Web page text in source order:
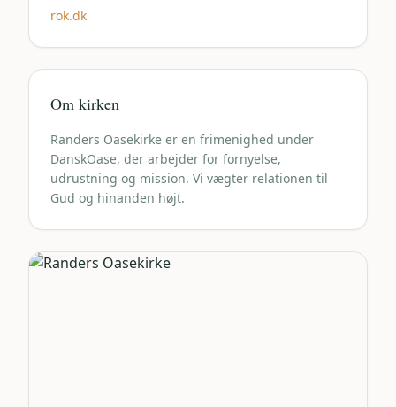
rok.dk
Om kirken
Randers Oasekirke er en frimenighed under
DanskOase, der arbejder for fornyelse,
udrustning og mission. Vi vægter relationen til
Gud og hinanden højt.